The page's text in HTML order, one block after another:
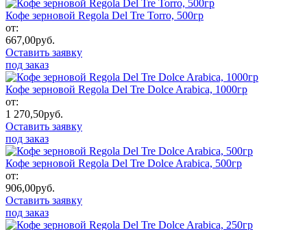
Кофе зерновой Regola Del Tre Torro, 500гр
от:
667,00руб.
Оставить заявку
под заказ
Кофе зерновой Regola Del Tre Dolce Arabica, 1000гр
от:
1 270,50руб.
Оставить заявку
под заказ
Кофе зерновой Regola Del Tre Dolce Arabica, 500гр
от:
906,00руб.
Оставить заявку
под заказ